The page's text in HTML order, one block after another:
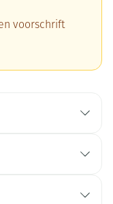
voorschrift